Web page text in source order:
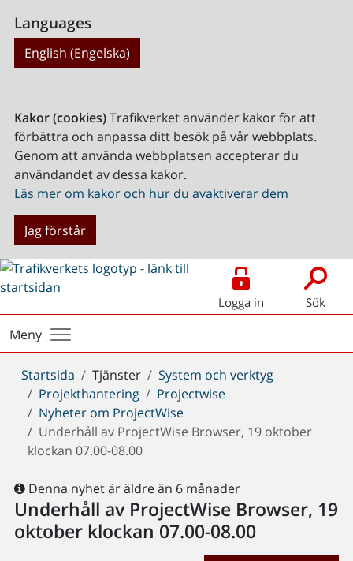
Languages
English (Engelska)
Kakor (cookies)Trafikverket använder kakor för att
förbättra och anpassa ditt besök på vår webbplats.
Genom att använda webbplatsen accepterar du
användandet av dessa kakor.
Läs mer om kakor och hur du avaktiverar dem
Jag förstår
Logga in Sök
Meny
Du
är
här:
Startsida Tjänster
System och verktyg
Projekthantering
Projectwise
Nyheter om ProjectWise
Underhåll av ProjectWise Browser, 19 oktober
klockan 07.00-08.00
Denna nyhet är äldre än 6 månader
Underhåll av ProjectWise Browser, 19
oktober klockan 07.00-08.00